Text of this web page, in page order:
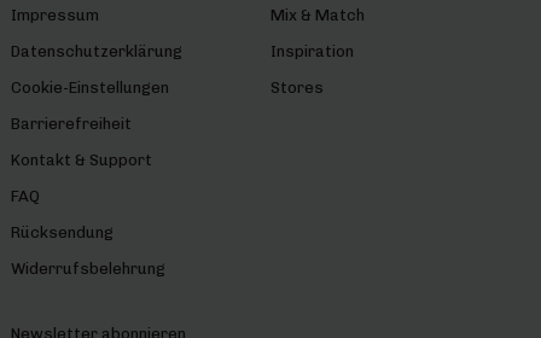
Impressum
Datenschutzerklärung
Cookie-Einstellungen
Barrierefreiheit
Kontakt & Support
FAQ
Rücksendung
Widerrufsbelehrung
Mix & Match
Inspiration
Stores
Newsletter abonnieren